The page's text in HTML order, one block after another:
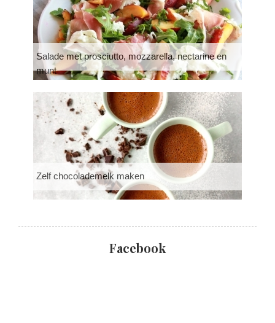
Salade met prosciutto, mozzarella, nectarine en
munt
Zelf chocolademelk maken
Facebook